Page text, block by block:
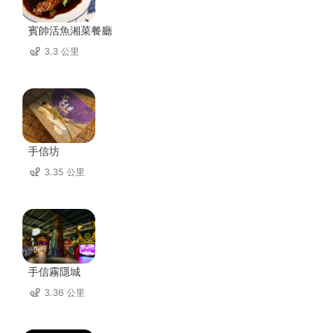
賓帥活魚湘菜餐廳
3.3 公里
手信坊
3.35 公里
手信霧隱城
3.36 公里